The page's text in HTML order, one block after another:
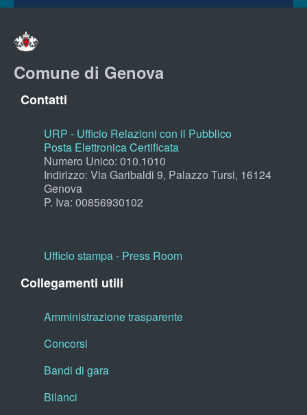
Comune di Genova
Contatti
URP - Ufficio Relazioni con il Pubblico
Posta Elettronica Certificata
Numero Unico: 010.1010
Indirizzo: Via Garibaldi 9, Palazzo Tursi, 16124
Genova
P. Iva: 00856930102
Ufficio stampa - Press Room
Collegamenti utili
Amministrazione trasparente
Concorsi
Bandi di gara
Bilanci